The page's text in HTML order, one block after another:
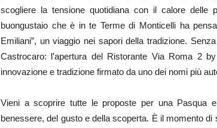
scogliere la tensione quotidiana con il calore delle
buongustaio che è in te Terme di Monticelli ha
Emiliani”, un viaggio nei sapori della tradizione.
Castrocaro: l’apertura del Ristorante Via Roma 2
innovazione e tradizione firmato da uno dei nomi più
Vieni a scoprire tutte le proposte per una Pasqua
benessere, del gusto e della scoperta. È il momento